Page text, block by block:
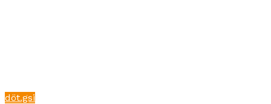
döt.gsi